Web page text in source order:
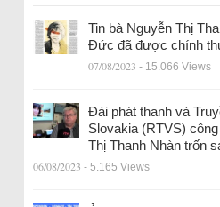
Tin bà Nguyễn Thị
Đức đã được chính
07/08/2023 - 15.066 Views
Đài phát thanh và
Slovakia (RTVS)
Thị Thanh Nhàn trốn
06/08/2023 - 5.165 Views